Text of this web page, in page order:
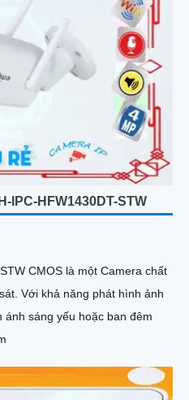
IPC-HFW1430DT-STW
CMOS là một Camera chất
ảnh
ánh sáng yếu hoặc ban đêm